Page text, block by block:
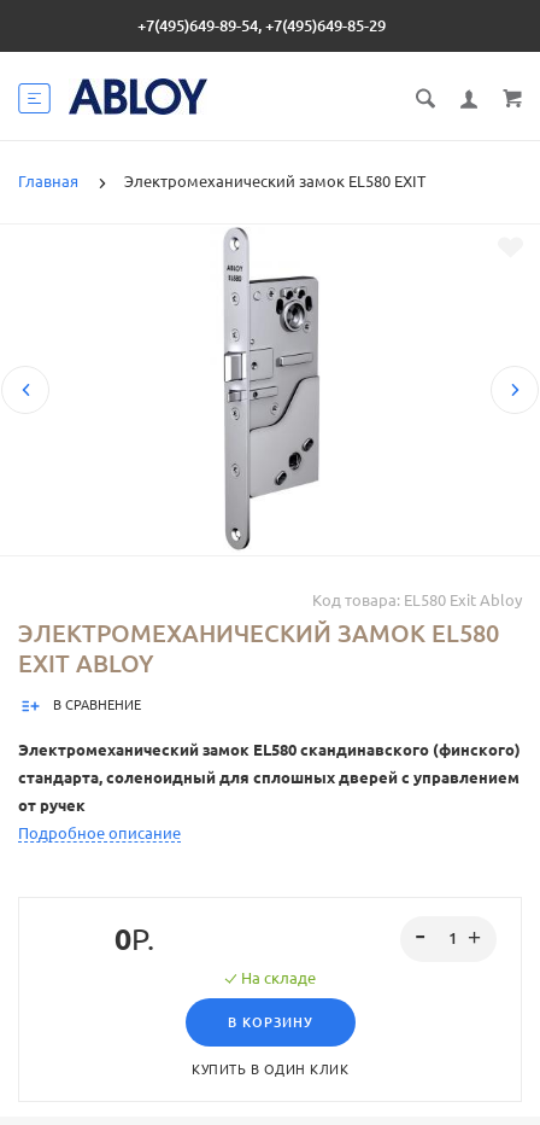
+7(495)649-89-54, +7(495)649-85-29
Главная Электромеханический замок EL580 EXIT
Код товара: EL580 Exit Abloy
ЭЛЕКТРОМЕХАНИЧЕСКИЙ ЗАМОК EL580
EXIT ABLOY
В СРАВНЕНИЕ
Электромеханический замок EL580 скандинавского (финского)
стандарта, соленоидный для сплошных дверей с управлением
от ручек
Подробное описание
0Р.
На складе
В КОРЗИНУ
КУПИТЬ В ОДИН КЛИК